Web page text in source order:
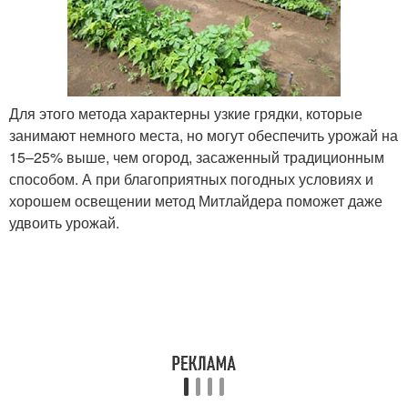
Для этого метода характерны узкие грядки, которые
занимают немного места, но могут обеспечить урожай на
15–25% выше, чем огород, засаженный традиционным
способом. А при благоприятных погодных условиях и
хорошем освещении метод Митлайдера поможет даже
удвоить урожай.